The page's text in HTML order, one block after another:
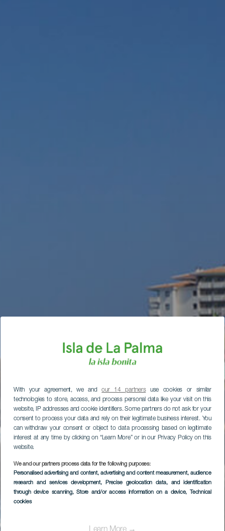
With your agreement, we andour 14 partnersuse cookies or similar
technologies to store, access, and process personal data like your visit on this
website, IP addresses and cookie identifiers. Some partners do not ask for your
consent to process your data and rely on their legitimate business interest. You
can withdraw your consent or object to data processing based on legitimate
interest at any time by clicking on “Learn More” or in our Privacy Policy on this
website.
We and our partners process data for the following purposes:
Personalised advertising and content, advertising and content measurement, audience
research and services development, Precise geolocation data, and identification
through device scanning, Store and/or access information on a device, Technical
cookies